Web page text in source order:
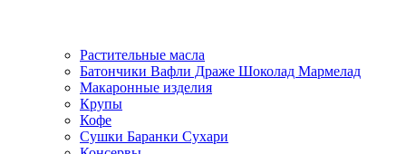
Растительные масла
Батончики Вафли Драже Шоколад Мармелад
Макаронные изделия
Крупы
Кофе
Сушки Баранки Сухари